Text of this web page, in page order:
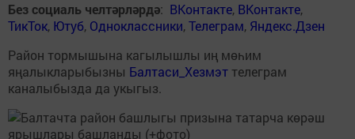
Без социаль челтәрләрдә: ВКонтакте, ВКонтакте,
ТикТок, Ютуб, Одноклассники,Телеграм, Яндекс.Дзен
Район тормышына кагылышлы иң мөһим
яңалыкларыбызны Балтаси_Хезмэт телеграм
каналыбызда да укыгыз.